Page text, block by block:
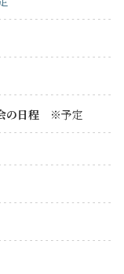
の日程 ※予定